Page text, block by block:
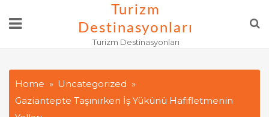
Turizm
Destinasyonları
Turizm Destinasyonları
Home
Uncategorized
Gaziantepte Taşınırken İş Yükünü Hafifletmenin